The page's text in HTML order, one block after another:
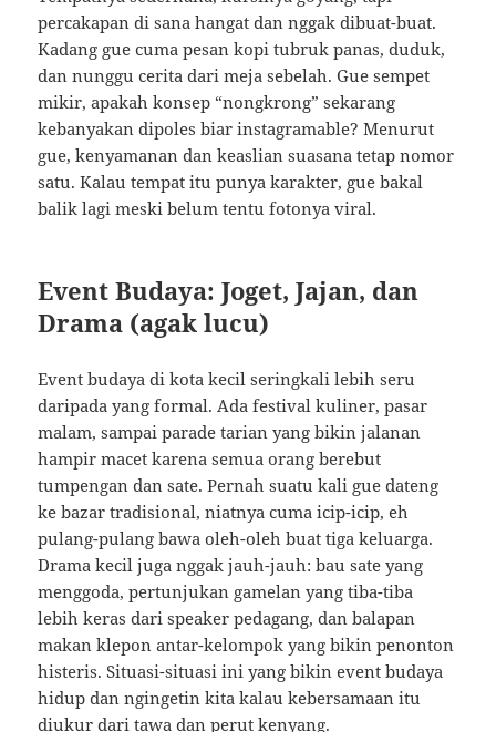
percakapan di sana hangat dan nggak dibuat-buat.
Kadang gue cuma pesan kopi tubruk panas, duduk,
dan nunggu cerita dari meja sebelah. Gue sempet
mikir, apakah konsep “nongkrong” sekarang
kebanyakan dipoles biar instagramable? Menurut
gue, kenyamanan dan keaslian suasana tetap nomor
satu. Kalau tempat itu punya karakter, gue bakal
balik lagi meski belum tentu fotonya viral.
Event Budaya: Joget, Jajan, dan
Drama (agak lucu)
Event budaya di kota kecil seringkali lebih seru
daripada yang formal. Ada festival kuliner, pasar
malam, sampai parade tarian yang bikin jalanan
hampir macet karena semua orang berebut
tumpengan dan sate. Pernah suatu kali gue dateng
ke bazar tradisional, niatnya cuma icip-icip, eh
pulang-pulang bawa oleh-oleh buat tiga keluarga.
Drama kecil juga nggak jauh-jauh: bau sate yang
menggoda, pertunjukan gamelan yang tiba-tiba
lebih keras dari speaker pedagang, dan balapan
makan klepon antar-kelompok yang bikin penonton
histeris. Situasi-situasi ini yang bikin event budaya
hidup dan ngingetin kita kalau kebersamaan itu
diukur dari tawa dan perut kenyang.